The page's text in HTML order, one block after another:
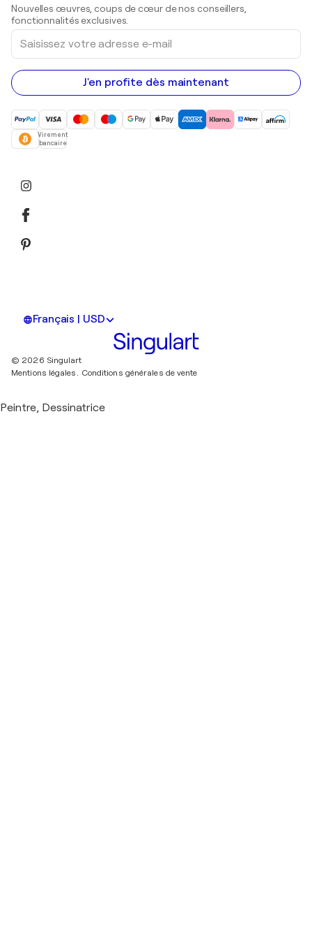
Peintures acryliques
Nouvelles œuvres, coups de cœur de nos conseillers,
fonctionnalités exclusives.
Saisissez
votre
adresse
e-
mail
J'en profite dès maintenant
Virement
bancaire
Français | USD
© 2026 Singulart
Mentions légales. Conditions générales de vente
Peintre, Dessinatrice